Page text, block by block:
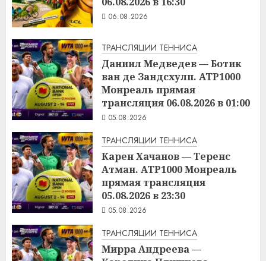
06.08.2026
ТРАНСЛЯЦИИ ТЕННИСА
Даниил Медведев — Ботик
ван де Зандсхулп. ATP1000
Монреаль прямая
трансляция 06.08.2026 в 01:00
05.08.2026
ТРАНСЛЯЦИИ ТЕННИСА
Карен Хачанов — Теренс
Атман. ATP1000 Монреаль
прямая трансляция
05.08.2026 в 23:30
05.08.2026
ТРАНСЛЯЦИИ ТЕННИСА
Мирра Андреева —